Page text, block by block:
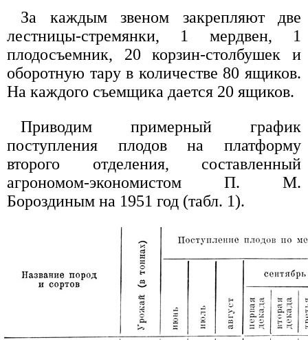
За каждым звеном закрепляют две
лестницы-стремянки, 1 мердвен, 1
плодосъемник, 20 корзин-столбушек и
оборотную тару в количестве 80 ящиков.
На каждого съемщика дается 20 ящиков.
Приводим примерный график
поступления плодов на платформу
второго отделения, составленный
агрономом-экономистом П. М.
Бороздиным на 1951 год (табл. 1).